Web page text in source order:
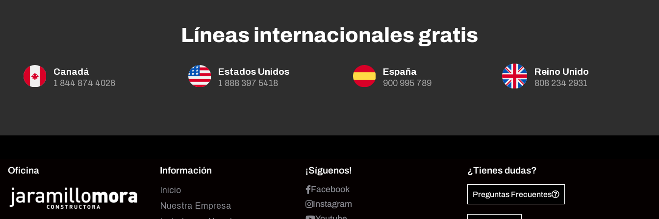
Líneas internacionales gratis
Canadá
1 844 874 4026
Estados Unidos
1 888 397 5418
España
900 995 789
Reino Unido
808 234 2931
Oficina Información
Inicio
Nuestra Empresa
¡Síguenos!
Facebook
Instagram
¿Tienes dudas?
Preguntas Frecuentes